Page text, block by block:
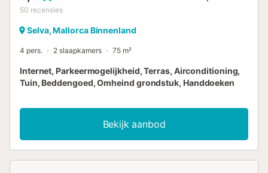
50 recensies
Selva, Mallorca Binnenland
4 pers. 2 slaapkamers 75 m²
Internet, Parkeermogelijkheid, Terras, Airconditioning,
Tuin, Beddengoed, Omheind grondstuk, Handdoeken
Bekijk aanbod